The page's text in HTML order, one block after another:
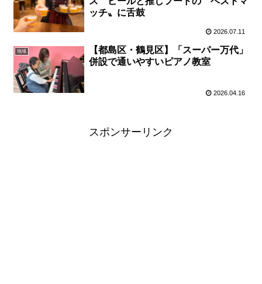
ッチ〟に舌鼓
2026.07.11
地域
【都島区・鶴見区】「スーパー万代」
併設で通いやすいピアノ教室
2026.04.16
スポンサーリンク